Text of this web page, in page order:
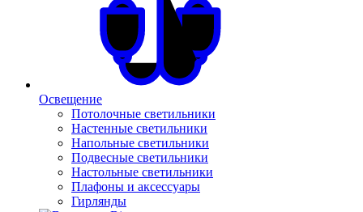
Освещение
Потолочные светильники
Настенные светильники
Напольные светильники
Подвесные светильники
Настольные светильники
Плафоны и аксессуары
Гирлянды